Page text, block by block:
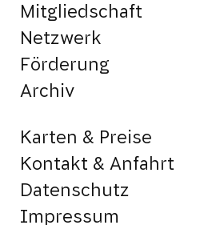
Mitgliedschaft
Netzwerk
Förderung
Archiv
Karten & Preise
Kontakt & Anfahrt
Datenschutz
Impressum